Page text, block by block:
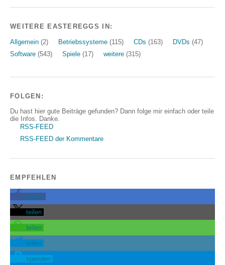
WEITERE EASTEREGGS IN:
Allgemein (2) Betriebssysteme (115) CDs (163) DVDs (47)
Software (543) Spiele (17) weitere (315)
FOLGEN:
Du hast hier gute Beiträge gefunden? Dann folge mir einfach oder teile
die Infos. Danke.
RSS-FEED
RSS-FEED der Kommentare
EMPFEHLEN
teilen
teilen
teilen
teilen
spenden